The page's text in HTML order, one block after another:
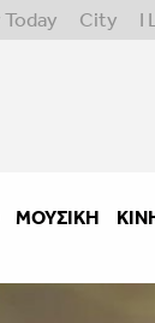
City I
ΜΟΥΣΙΚΉ